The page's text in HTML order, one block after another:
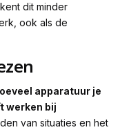
dit minder
ook als de
apparatuur je
werken bij
van situaties en het